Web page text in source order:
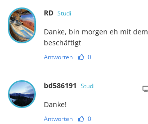
RD Studi
Danke, bin morgen eh mit
beschäftigt
Antworten 0
bd586191 Studi
Danke!
Antworten 0